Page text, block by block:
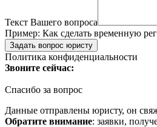
Текст Вашего вопроса
Пример: Как сделать временную
Задать вопрос юристу
Политика конфиденциальности
Звоните сейчас:
Спасибо за вопрос
Данные отправлены юристу, он
Обратите внимание: заявки,